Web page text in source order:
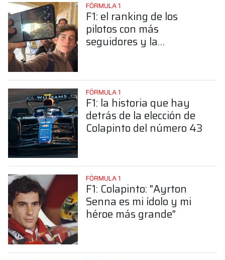
FÓRMULA 1
F1: el ranking de los
pilotos con más
seguidores y la
FÓRMULA 1
F1: la historia que hay
detrás de la elección de
Colapinto del número 43
FÓRMULA 1
F1: Colapinto: "Ayrton
Senna es mi ídolo y mi
héroe más grande"